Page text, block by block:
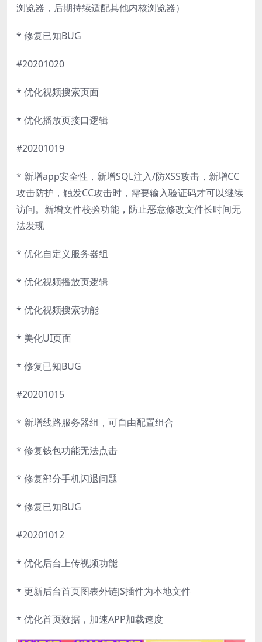
浏览器，后期持续适配其他内核浏览器）
* 修复已知BUG
#20201020
* 优化视频搜索页面
* 优化播放页接口逻辑
#20201019
* 新增app安全性，新增SQL注入/防XSS攻击，新增CC
攻击防护，触发CC攻击时，需要输入验证码才可以继续
访问。新增文件校验功能，防止恶意修改文件长时间无
法发现
* 优化自定义服务器组
* 优化视频播放页逻辑
* 优化视频搜索功能
* 美化UI页面
* 修复已知BUG
#20201015
* 新增线路服务器组，可自由配置组合
* 修复钱包功能无法点击
* 修复部分手机闪退问题
* 修复已知BUG
#20201012
* 优化后台上传视频功能
* 更新后台首页图表外链JS插件为本地文件
* 优化首页数据，加速APP加载速度